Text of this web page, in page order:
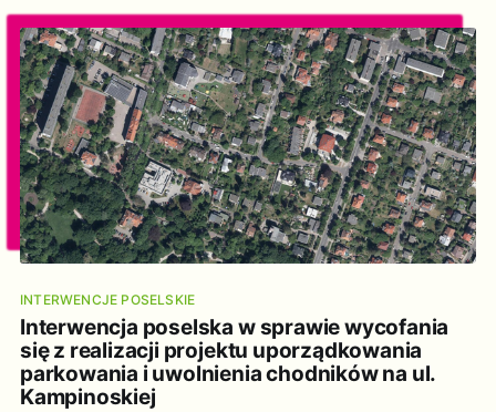
ustawy z dnia 9 maja 1996 r. o wykonywaniu mandatu
posła i senatora
INTERWENCJE POSELSKIE
Interwencja poselska w sprawie wycofania
się z realizacji projektu uporządkowania
parkowania i uwolnienia chodników na ul.
Kampinoskiej